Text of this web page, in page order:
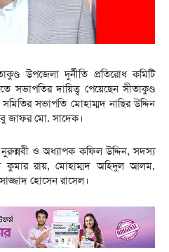
উপজেলা দুর্নীতি প্রতিরোধ কমিটি
সভাপতির দায়িত্ব পেয়েছেন সীতাকুণ্ড
সভাপতি মোহাম্মদ নাছির উদ্দিন
জাফর মো. সাদেক।
ও অধ্যাপক কফিল উদ্দিন, সদস্য
কুমার রায়, মোহাম্মদ অহিদুল আলম,
হোসেন রাসেল।